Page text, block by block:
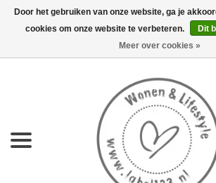
KEUKEN
Door het gebruiken van onze website, ga je
cookies om onze website te verbeteren.
Dit
Meer over cookies »